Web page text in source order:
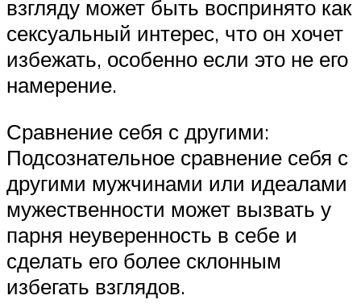
взгляду может быть воспринято как
сексуальный интерес, что он хочет
избежать, особенно если это не его
намерение.
Сравнение себя с другими:
Подсознательное сравнение себя с
другими мужчинами или идеалами
мужественности может вызвать у
парня неуверенность в себе и
сделать его более склонным
избегать взглядов.